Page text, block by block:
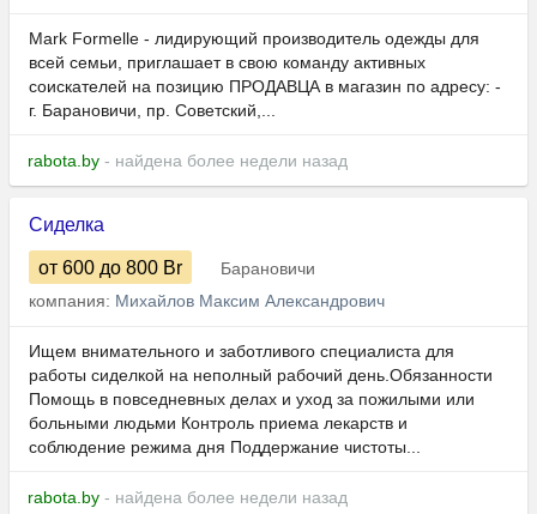
Mark Formelle - лидирующий производитель одежды для
всей семьи, приглашает в свою команду активных
соискателей на позицию ПРОДАВЦА в магазин по адресу: -
г. Барановичи, пр. Советский,...
rabota.by - найдена более недели назад
Сиделка
от 600 до 800 Br
Барановичи
компания: Михайлов Максим Александрович
Ищем внимательного и заботливого специалиста для
работы сиделкой на неполный рабочий день.Обязанности
Помощь в повседневных делах и уход за пожилыми или
больными людьми Контроль приема лекарств и
соблюдение режима дня Поддержание чистоты...
rabota.by - найдена более недели назад